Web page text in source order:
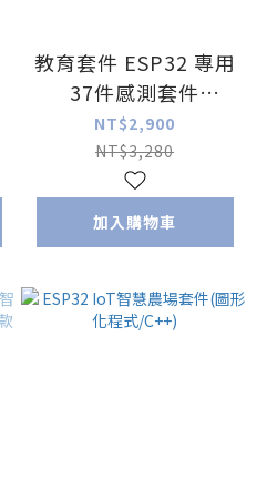
教育套件 ESP32 專用
37件感測套件
MicroPython
Arduino 氣體感測器
壓力感測器
NT$2,900
NT$3,280
加入購物車